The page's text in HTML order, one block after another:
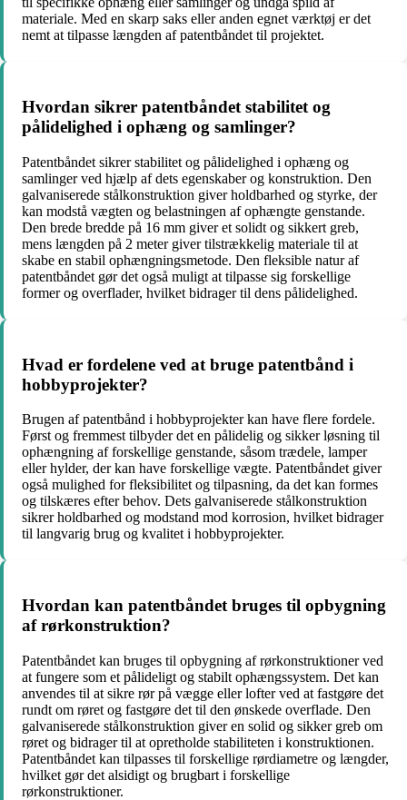
materiale. Med en skarp saks eller anden egnet værktøj er det
nemt at tilpasse længden af patentbåndet til projektet.
Hvordan sikrer patentbåndet stabilitet og
pålidelighed i ophæng og samlinger?
Patentbåndet sikrer stabilitet og pålidelighed i ophæng og
samlinger ved hjælp af dets egenskaber og konstruktion. Den
galvaniserede stålkonstruktion giver holdbarhed og styrke, der
kan modstå vægten og belastningen af ​​ophængte genstande.
Den brede bredde på 16 mm giver et solidt og sikkert greb,
mens længden på 2 meter giver tilstrækkelig materiale til at
skabe en stabil ophængningsmetode. Den fleksible natur af
patentbåndet gør det også muligt at tilpasse sig forskellige
former og overflader, hvilket bidrager til dens pålidelighed.
Hvad er fordelene ved at bruge patentbånd i
hobbyprojekter?
Brugen af patentbånd i hobbyprojekter kan have flere fordele.
Først og fremmest tilbyder det en pålidelig og sikker løsning til
ophængning af forskellige genstande, såsom trædele, lamper
eller hylder, der kan have forskellige vægte. Patentbåndet giver
også mulighed for fleksibilitet og tilpasning, da det kan formes
og tilskæres efter behov. Dets galvaniserede stålkonstruktion
sikrer holdbarhed og modstand mod korrosion, hvilket bidrager
til langvarig brug og kvalitet i hobbyprojekter.
Hvordan kan patentbåndet bruges til opbygning
af rørkonstruktion?
Patentbåndet kan bruges til opbygning af rørkonstruktioner ved
at fungere som et pålideligt og stabilt ophængssystem. Det kan
anvendes til at sikre rør på vægge eller lofter ved at fastgøre det
rundt om røret og fastgøre det til den ønskede overflade. Den
galvaniserede stålkonstruktion giver en solid og sikker greb om
røret og bidrager til at opretholde stabiliteten i konstruktionen.
Patentbåndet kan tilpasses til forskellige rørdiametre og længder,
hvilket gør det alsidigt og brugbart i forskellige
rørkonstruktioner.